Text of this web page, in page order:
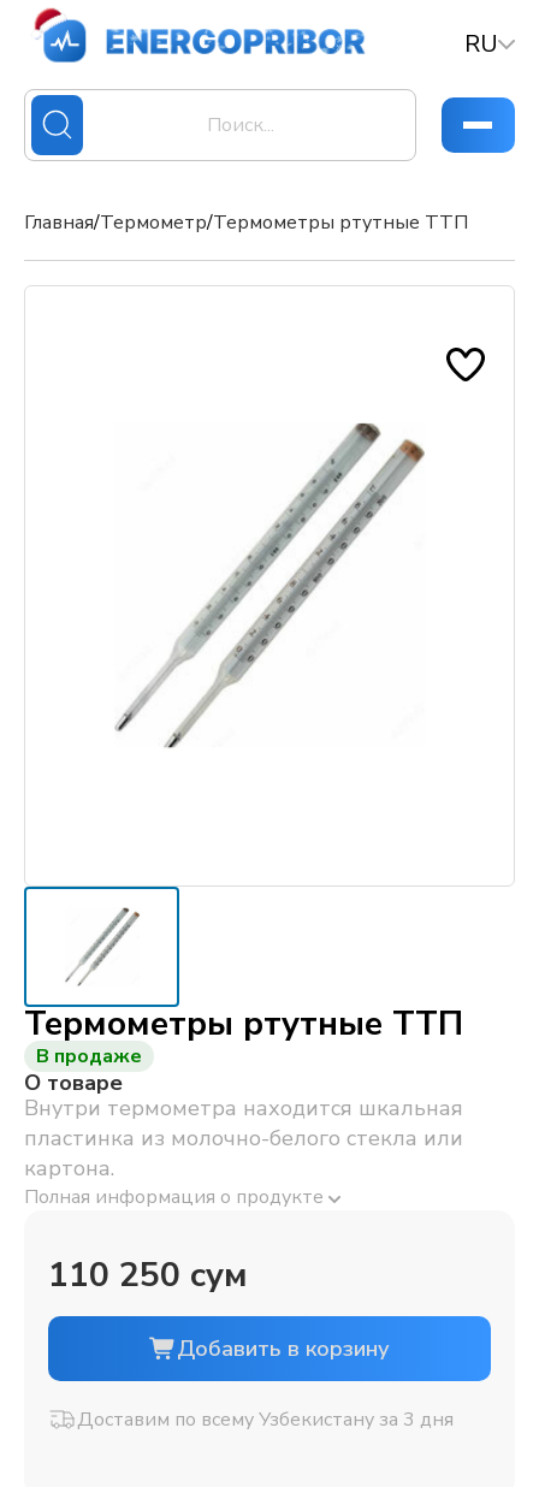
RU
Главная/Термометр/Термометры ртутные ТТП
Термометры ртутные ТТП
В продаже
О товаре
Внутри термометра находится шкальная
пластинка из молочно-белого стекла или
картона.
Полная информация о продукте
110 250 сум
Добавить в корзину
Доставим по всему Узбекистану за 3 дня